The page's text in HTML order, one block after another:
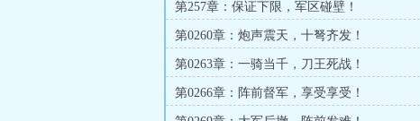
第257章：保证下限，军区碰壁！
第0260章：炮声震天，十弩齐发！
第0263章：一骑当千，刀王死战！
第0266章：阵前督军，享受享受！